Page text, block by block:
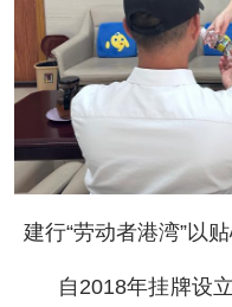
建行“劳动者港湾”以
自2018年挂牌设立